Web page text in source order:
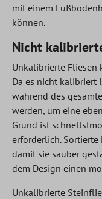
mit einem
können.
Nicht
Unkalibrierte
Da es nicht kalibriert
während des
werden, um eine
Grund ist
erforderlich.
damit sie sauber
dem Design einen
Unkalibrierte